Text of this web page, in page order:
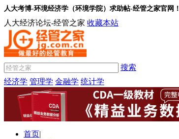
人大考博-环境经济学（环境学院）求助帖-经管之家官网！
人大经济论坛-经管之家 收藏本站
搜索
经济学 管理学 金融学 统计学
首页|